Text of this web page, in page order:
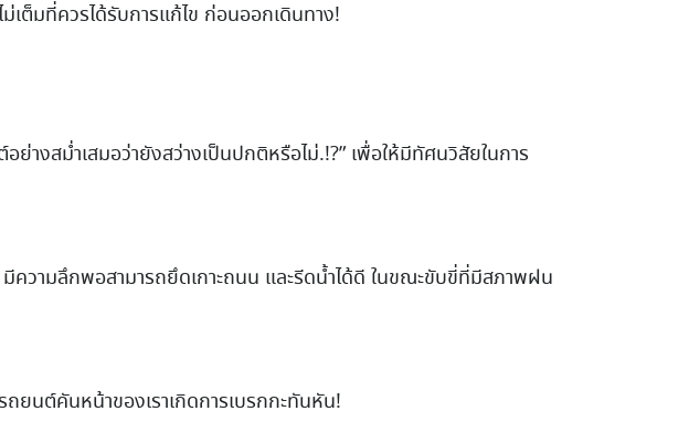
ต็มที่ควรได้รับการแก้ไข ก่อนออกเดินทาง!
งสม่ำเสมอว่ายังสว่างเป็นปกติหรือไม่.!?” เพื่อให้มีทัศนวิสัยในการ
วามลึกพอสามารถยึดเกาะถนน และรีดน้ำได้ดี ในขณะขับขี่ที่มีสภาพฝน
ยนต์คันหน้าของเราเกิดการเบรกกะทันหัน!